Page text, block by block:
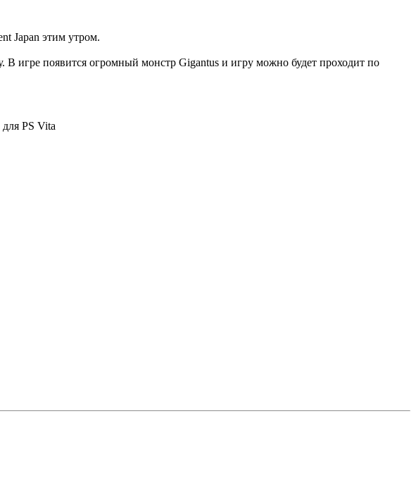
Japan этим утром.
В игре появится огромный монстр Gigantus и игру можно будет проходит по